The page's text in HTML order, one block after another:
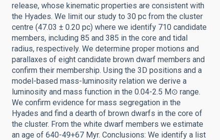
release, whose kinematic properties are consistent with
the Hyades. We limit our study to 30 pc from the cluster
centre (47.03 ± 0.20 pc) where we identify 710 candidate
members, including 85 and 385 in the core and tidal
radius, respectively. We determine proper motions and
parallaxes of eight candidate brown dwarf members and
confirm their membership. Using the 3D positions and a
model-based mass-luminosity relation we derive a
luminosity and mass function in the 0.04-2.5 M⊙ range.
We confirm evidence for mass segregation in the
Hyades and find a dearth of brown dwarfs in the core of
the cluster. From the white dwarf members we estimate
an age of 640-49+67 Myr. Conclusions: We identify a list